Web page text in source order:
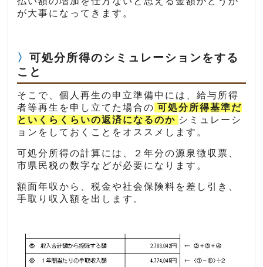
が大事になってきます。
可処分所得のシミュレーションをする
こと
そこで、個人再生の申立準備中には、給与所得
者等再生を申し立てた場合の 可処分所得基準だ
といくらくらいの返済になるのか シミュレーシ
ョンをしておくことをオススメします。
可処分所得の計算には、２年分の源泉徴収票、
市県民税の数字などが必要になります。
額面年収から、税金や社会保険料を差し引き、
手取り収入額を出します。